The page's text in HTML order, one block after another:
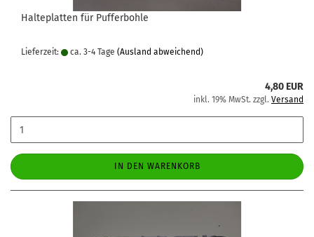
Halteplatten für Pufferbohle
Lieferzeit: ca. 3-4 Tage (Ausland abweichend)
4,80 EUR
inkl. 19% MwSt. zzgl. Versand
IN DEN WARENKORB